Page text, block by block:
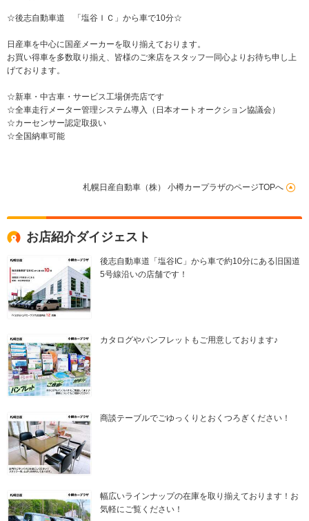
☆後志自動車道 「塩谷ＩＣ」から車で10分☆
日産車を中心に国産メーカーを取り揃えております。
お買い得車を多数取り揃え、皆様のご来店をスタッフ一同心よりお待ち申し上
げております。
☆新車・中古車・サービス工場併売店です
☆全車走行メーター管理システム導入（日本オートオークション協議会）
☆カーセンサー認定取扱い
☆全国納車可能
札幌日産自動車（株） 小樽カープラザのページTOPへ
お店紹介ダイジェスト
後志自動車道「塩谷IC」から車で約10分にある旧国道
5号線沿いの店舗です！
カタログやパンフレットもご用意しております♪
商談テーブルでごゆっくりとおくつろぎください！
幅広いラインナップの在庫を取り揃えております！お
気軽にご覧ください！